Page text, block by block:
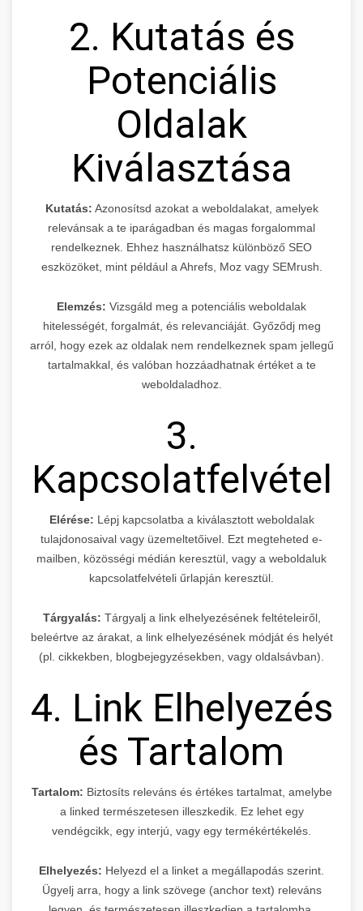
2. Kutatás és
Potenciális
Oldalak
Kiválasztása
Kutatás: Azonosítsd azokat a weboldalakat, amelyek
relevánsak a te iparágadban és magas forgalommal
rendelkeznek. Ehhez használhatsz különböző SEO
eszközöket, mint például a Ahrefs, Moz vagy SEMrush.
Elemzés: Vizsgáld meg a potenciális weboldalak
hitelességét, forgalmát, és relevanciáját. Győződj meg
arról, hogy ezek az oldalak nem rendelkeznek spam jellegű
tartalmakkal, és valóban hozzáadhatnak értéket a te
weboldaladhoz.
3.
Kapcsolatfelvétel
Elérése: Lépj kapcsolatba a kiválasztott weboldalak
tulajdonosaival vagy üzemeltetőivel. Ezt megteheted e-
mailben, közösségi médián keresztül, vagy a weboldaluk
kapcsolatfelvételi űrlapján keresztül.
Tárgyalás: Tárgyalj a link elhelyezésének feltételeiről,
beleértve az árakat, a link elhelyezésének módját és helyét
(pl. cikkekben, blogbejegyzésekben, vagy oldalsávban).
4. Link Elhelyezés
és Tartalom
Tartalom: Biztosíts releváns és értékes tartalmat, amelybe
a linked természetesen illeszkedik. Ez lehet egy
vendégcikk, egy interjú, vagy egy termékértékelés.
Elhelyezés: Helyezd el a linket a megállapodás szerint.
Ügyelj arra, hogy a link szövege (anchor text) releváns